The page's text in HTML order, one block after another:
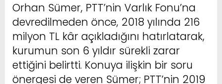
Orhan Sümer, PTT’nin Varlık Fonu’na
devredilmeden önce, 2018 yılında 216
milyon TL kâr açıkladığını hatırlatarak,
kurumun son 6 yıldır sürekli zarar
ettiğini belirtti. Konuya ilişkin bir soru
önergesi de veren Sümer; PTT’nin 2019